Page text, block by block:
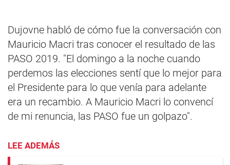
Dujovne habló de cómo fue la conversación con
Mauricio Macri tras conocer el resultado de las
PASO 2019. "El domingo a la noche cuando
perdemos las elecciones sentí que lo mejor para
el Presidente para lo que venía para adelante
era un recambio. A Mauricio Macri lo convencí
de mi renuncia, las PASO fue un golpazo".
LEE ADEMÁS